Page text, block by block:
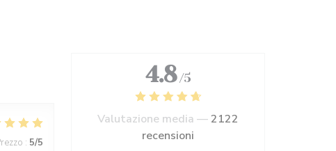
: 5/5
4.8 /5
Valutazione media —2122
recensioni